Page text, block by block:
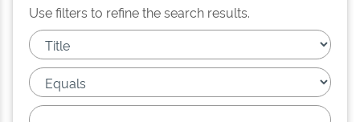
Use filters to refine the search results.